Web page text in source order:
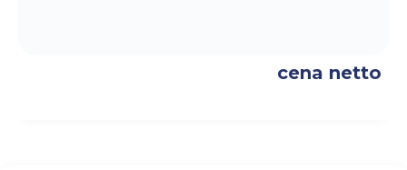
cena netto